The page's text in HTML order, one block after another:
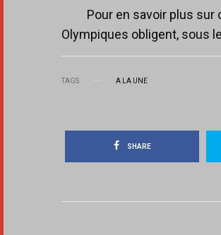
Pour en savoir plus sur
Olympiques obligent, sous
TAGS A LA UNE
SHARE